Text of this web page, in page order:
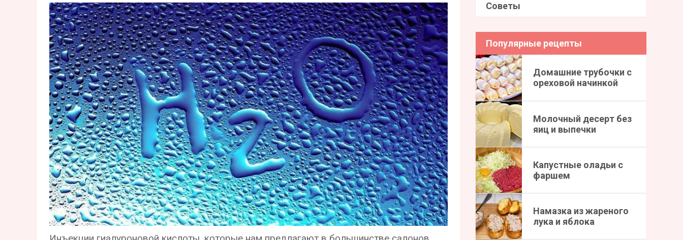
Советы
Популярные рецепты
Домашние трубочки с
ореховой начинкой
Молочный десерт без
яиц и выпечки
Капустные оладьи с
фаршем
Намазка из жареного
лука и яблока